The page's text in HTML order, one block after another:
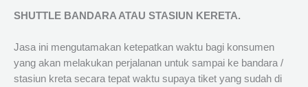
SHUTTLE BANDARA ATAU STASIUN KERETA.
Jasa ini mengutamakan ketepatkan waktu bagi konsumen
yang akan melakukan perjalanan untuk sampai ke bandara /
stasiun kreta secara tepat waktu supaya tiket yang sudah di